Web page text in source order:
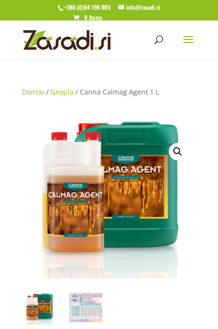
+386 (0)64 198 805
info@zasadi.si
0 Items
Domov/ Gnojila / Canna Calmag Agent 1 L